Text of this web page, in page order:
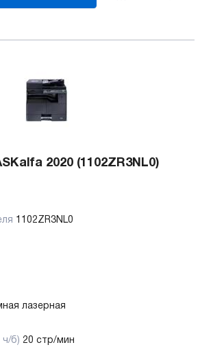
2020 (1102ZR3NL0)
1102ZR3NL0
лазерная
ч/б) 20 стр/мин